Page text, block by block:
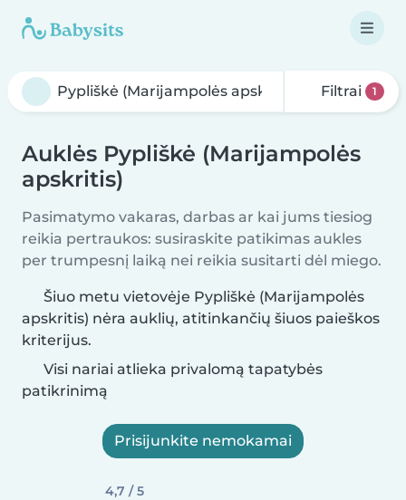
Filtrai 1
Auklės Pypliškė (Marijampolės
apskritis)
Pasimatymo vakaras, darbas ar kai jums tiesiog
reikia pertraukos: susiraskite patikimas aukles
per trumpesnį laiką nei reikia susitarti dėl miego.
Šiuo metu vietovėje Pypliškė (Marijampolės
apskritis) nėra auklių, atitinkančių šiuos paieškos
kriterijus.
Visi nariai atlieka privalomą tapatybės
patikrinimą
Prisijunkite nemokamai
4,7 / 5